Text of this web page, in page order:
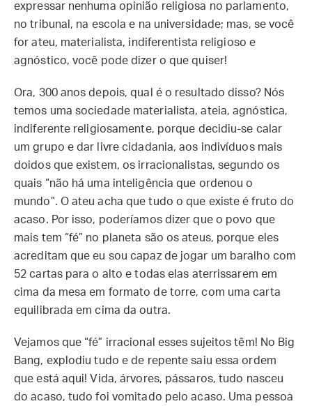
expressar nenhuma opinião religiosa no parlamento,
no tribunal, na escola e na universidade; mas, se você
for ateu, materialista, indiferentista religioso e
agnóstico, você pode dizer o que quiser!
Ora, 300 anos depois, qual é o resultado disso? Nós
temos uma sociedade materialista, ateia, agnóstica,
indiferente religiosamente, porque decidiu-se calar
um grupo e dar livre cidadania, aos indivíduos mais
doidos que existem, os irracionalistas, segundo os
quais “não há uma inteligência que ordenou o
mundo”. O ateu acha que tudo o que existe é fruto do
acaso. Por isso, poderíamos dizer que o povo que
mais tem “fé” no planeta são os ateus, porque eles
acreditam que eu sou capaz de jogar um baralho com
52 cartas para o alto e todas elas aterrissarem em
cima da mesa em formato de torre, com uma carta
equilibrada em cima da outra.
Vejamos que “fé” irracional esses sujeitos têm! No Big
Bang, explodiu tudo e de repente saiu essa ordem
que está aqui! Vida, árvores, pássaros, tudo nasceu
do acaso, tudo foi vomitado pelo acaso. Uma pessoa